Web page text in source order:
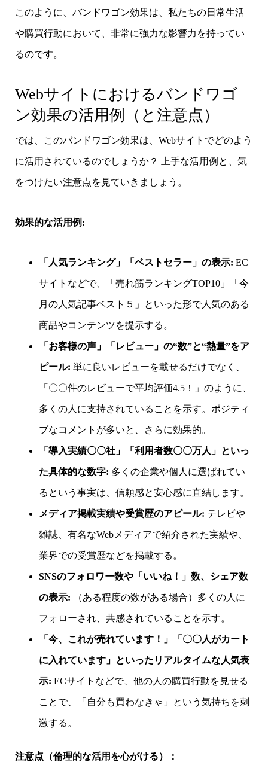
このように、バンドワゴン効果は、私たちの日常生活
や購買行動において、非常に強力な影響力を持ってい
るのです。
Webサイトにおけるバンドワゴ
ン効果の活用例（と注意点）
では、このバンドワゴン効果は、Webサイトでどのよう
に活用されているのでしょうか？ 上手な活用例と、気
をつけたい注意点を見ていきましょう。
効果的な活用例:
「人気ランキング」「ベストセラー」の表示: EC
サイトなどで、「売れ筋ランキングTOP10」「今
月の人気記事ベスト５」といった形で人気のある
商品やコンテンツを提示する。
「お客様の声」「レビュー」の“数”と“熱量”をア
ピール: 単に良いレビューを載せるだけでなく、
「〇〇件のレビューで平均評価4.5！」のように、
多くの人に支持されていることを示す。ポジティ
ブなコメントが多いと、さらに効果的。
「導入実績〇〇社」「利用者数〇〇万人」といっ
た具体的な数字: 多くの企業や個人に選ばれてい
るという事実は、信頼感と安心感に直結します。
メディア掲載実績や受賞歴のアピール: テレビや
雑誌、有名なWebメディアで紹介された実績や、
業界での受賞歴などを掲載する。
SNSのフォロワー数や「いいね！」数、シェア数
の表示: （ある程度の数がある場合）多くの人に
フォローされ、共感されていることを示す。
「今、これが売れています！」「〇〇人がカート
に入れています」といったリアルタイムな人気表
示: ECサイトなどで、他の人の購買行動を見せる
ことで、「自分も買わなきゃ」という気持ちを刺
激する。
注意点（倫理的な活用を心がける）：